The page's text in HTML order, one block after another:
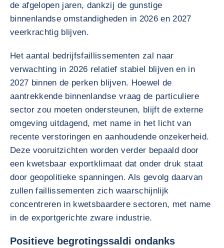
de afgelopen jaren, dankzij de gunstige
binnenlandse omstandigheden in 2026 en 2027
veerkrachtig blijven.
Het aantal bedrijfsfaillissementen zal naar
verwachting in 2026 relatief stabiel blijven en in
2027 binnen de perken blijven. Hoewel de
aantrekkende binnenlandse vraag de particuliere
sector zou moeten ondersteunen, blijft de externe
omgeving uitdagend, met name in het licht van
recente verstoringen en aanhoudende onzekerheid.
Deze vooruitzichten worden verder bepaald door
een kwetsbaar exportklimaat dat onder druk staat
door geopolitieke spanningen. Als gevolg daarvan
zullen faillissementen zich waarschijnlijk
concentreren in kwetsbaardere sectoren, met name
in de exportgerichte zware industrie.
Positieve begrotingssaldi ondanks